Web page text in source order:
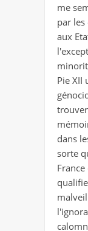
me
par
aux
Pie XII
dans
sorte